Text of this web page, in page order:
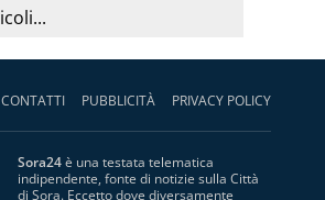
CONTATTI PUBBLICITÀ PRIVACY POLICY
Sora24è una testata telematica
indipendente, fonte di notizie sulla Città
di Sora. Eccetto dove diversamente